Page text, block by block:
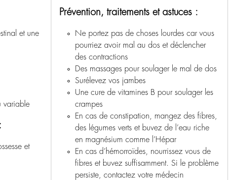
et une
variable
et
Prévention, traitements et astuces :
Ne portez pas de choses lourdes car vous
pourriez avoir mal au dos et déclencher
des contractions
Des massages pour soulager le mal de dos
Surélevez vos jambes
Une cure de vitamines B pour soulager les
crampes
En cas de constipation, mangez des fibres,
des légumes verts et buvez de l’eau riche
en magnésium comme l’Hépar
En cas d’hémorroïdes, nourrissez vous de
fibres et buvez suffisamment. Si le problème
persiste, contactez votre médecin